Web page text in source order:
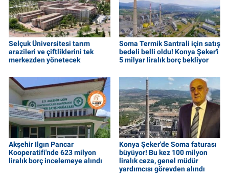
Selçuk Üniversitesi tarım
arazileri ve çiftliklerini tek
merkezden yönetecek
Soma Termik Santrali için satış
bedeli belli oldu! Konya Şeker'i
5 milyar liralık borç bekliyor
Akşehir Ilgın Pancar
Kooperatifi'nde 623 milyon
liralık borç incelemeye alındı
Konya Şeker'de Soma faturası
büyüyor! Bu kez 100 milyon
liralık ceza, genel müdür
yardımcısı görevden alındı